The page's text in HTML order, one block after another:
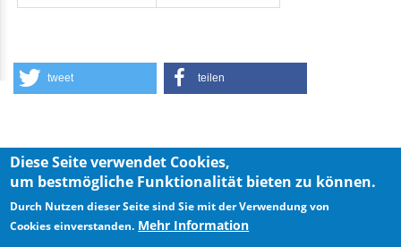
tweet teilen
Diese Seite verwendet Cookies,
um bestmögliche Funktionalität bieten zu können.
Durch Nutzen dieser Seite sind Sie mit der Verwendung von
Cookies einverstanden. Mehr Information